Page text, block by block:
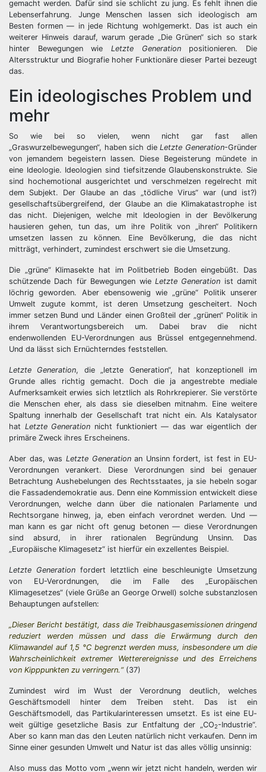
gemacht werden. Dafür sind sie schlicht zu jung. Es fehlt ihnen die
Lebenserfahrung. Junge Menschen lassen sich ideologisch am
Besten formen — in jede Richtung wohlgemerkt. Das ist auch ein
weiterer Hinweis darauf, warum gerade „Die Grünen“ sich so stark
hinter Bewegungen wie Letzte Generationpositionieren. Die
Altersstruktur und Biografie hoher Funktionäre dieser Partei bezeugt
das.
Ein ideologisches Problem und
mehr
So wie bei so vielen, wenn nicht gar fast allen
„Graswurzelbewegungen“, haben sich dieLetzte Generation-Gründer
von jemandem begeistern lassen. Diese Begeisterung mündete in
eine Ideologie. Ideologien sind tiefsitzende Glaubenskonstrukte. Sie
sind hochemotional ausgerichtet und verschmelzen regelrecht mit
dem Subjekt. Der Glaube an das „tödliche Virus“ war (und ist?)
gesellschaftsübergreifend, der Glaube an die Klimakatastrophe ist
das nicht. Diejenigen, welche mit Ideologien in der Bevölkerung
hausieren gehen, tun das, um ihre Politik von „ihren“ Politikern
umsetzen lassen zu können. Eine Bevölkerung, die das nicht
mitträgt, verhindert, zumindest erschwert sie die Umsetzung.
Die „grüne“ Klimasekte hat im Politbetrieb Boden eingebüßt. Das
schützende Dach für Bewegungen wie Letzte Generation ist damit
löchrig geworden. Aber ebensowenig wie „grüne“ Politik unserer
Umwelt zugute kommt, ist deren Umsetzung gescheitert. Noch
immer setzen Bund und Länder einen Großteil der „grünen“ Politik in
ihrem Verantwortungsbereich um. Dabei brav die nicht
endenwollenden EU-Verordnungen aus Brüssel entgegennehmend.
Und da lässt sich Ernüchterndes feststellen.
Letzte Generation, die „letzte Generation“, hat konzeptionell im
Grunde alles richtig gemacht. Doch die ja angestrebte mediale
Aufmerksamkeit erwies sich letztlich als Rohrkrepierer. Sie verstörte
die Menschen eher, als dass sie dieselben mitnahm. Eine weitere
Spaltung innerhalb der Gesellschaft trat nicht ein. Als Katalysator
hat Letzte Generation nicht funktioniert — das war eigentlich der
primäre Zweck ihres Erscheinens.
Aber das, was Letzte Generationan Unsinn fordert, ist fest in EU-
Verordnungen verankert. Diese Verordnungen sind bei genauer
Betrachtung Aushebelungen des Rechtsstaates, ja sie hebeln sogar
die Fassadendemokratie aus. Denn eine Kommission entwickelt diese
Verordnungen, welche dann über die nationalen Parlamente und
Rechtsorgane hinweg, ja, eben einfach verordnet werden. Und —
man kann es gar nicht oft genug betonen — diese Verordnungen
sind absurd, in ihrer rationalen Begründung Unsinn. Das
„Europäische Klimagesetz“ ist hierfür ein exzellentes Beispiel.
Letzte Generationfordert letztlich eine beschleunigte Umsetzung
von EU-Verordnungen, die im Falle des „Europäischen
Klimagesetzes“ (viele Grüße an George Orwell) solche substanzlosen
Behauptungen aufstellen:
„Dieser Bericht bestätigt, dass die Treibhausgasemissionen dringend
reduziert werden müssen und dass die Erwärmung durch den
Klimawandel auf 1,5 °C begrenzt werden muss, insbesondere um die
Wahrscheinlichkeit extremer Wetterereignisse und des Erreichens
von Kipppunkten zu verringern.“(37)
Zumindest wird im Wust der Verordnung deutlich, welches
Geschäftsmodell hinter dem Treiben steht. Das ist ein
Geschäftsmodell, das Partikularinteressen umsetzt. Es ist eine EU-
weit gültige gesetzliche Basis zur Entfaltung der „CO2-Industrie“.
Aber so kann man das den Leuten natürlich nicht verkaufen. Denn im
Sinne einer gesunden Umwelt und Natur ist das alles völlig unsinnig:
Also muss das Motto vom „wenn wir jetzt nicht handeln, werden wir